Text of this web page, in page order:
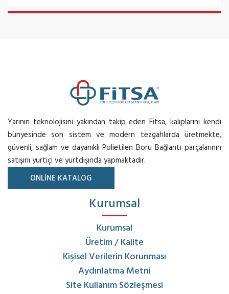
Yarının teknolojisini yakından takip eden Fitsa, kalıplarını kendi
bünyesinde son sistem ve modern tezgahlarda üretmekte,
güvenli, sağlam ve dayanıklı Polietilen Boru Bağlantı parçalarının
satışını yurtiçi ve yurtdışında yapmaktadır.
ONLİNE KATALOG
Kurumsal
Kurumsal
Üretim / Kalite
Kişisel Verilerin Korunması
Aydınlatma Metni
Site Kullanım Sözleşmesi